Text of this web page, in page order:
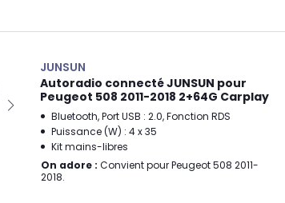
JUNSUN
Autoradio connecté JUNSUN pour
Peugeot 508 2011-2018 2+64G Carplay
Bluetooth, Port USB : 2.0, Fonction RDS
Puissance (W) : 4 x 35
Kit mains-libres
On adore : Convient pour Peugeot 508 2011-
2018.